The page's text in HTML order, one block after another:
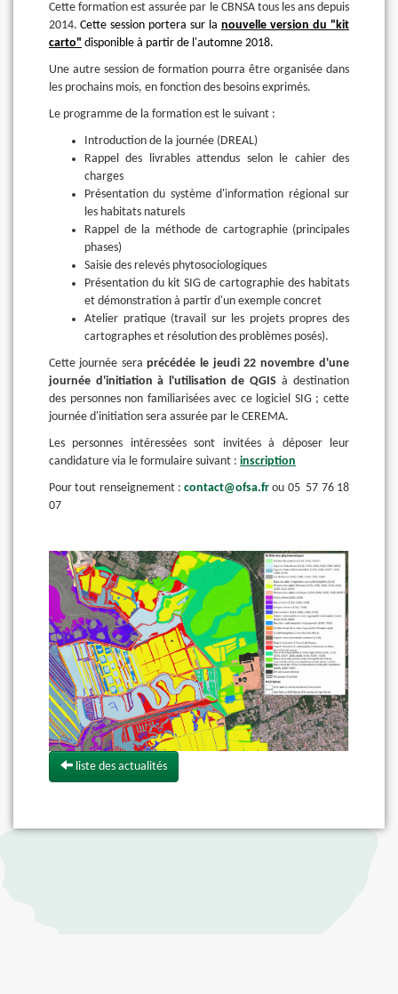
Cette formation est assurée par le CBNSA tous les ans depuis
2014. Cette session portera sur la nouvelle version du "kit
carto" disponible à partir de l'automne 2018.
Une autre session de formation pourra être organisée dans
les prochains mois, en fonction des besoins exprimés.
Le programme de la formation est le suivant :
Introduction de la journée (DREAL)
Rappel des livrables attendus selon le cahier des
charges
Présentation du système d'information régional sur
les habitats naturels
Rappel de la méthode de cartographie (principales
phases)
Saisie des relevés phytosociologiques
Présentation du kit SIG de cartographie des habitats
et démonstration à partir d'un exemple concret
Atelier pratique (travail sur les projets propres des
cartographes et résolution des problèmes posés).
Cette journée sera précédée le jeudi 22 novembre d'une
journée d'initiation à l'utilisation de QGIS à destination
des personnes non familiarisées avec ce logiciel SIG ; cette
journée d'initiation sera assurée par le CEREMA.
Les personnes intéressées sont invitées à déposer leur
candidature via le formulaire suivant : inscription
Pour tout renseignement : contact@ofsa.fr ou 05 57 76 18
07
liste des actualités